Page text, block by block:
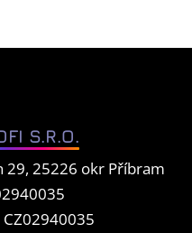
S.R.O.
29, 25226 okr Příbram
CZ02940035